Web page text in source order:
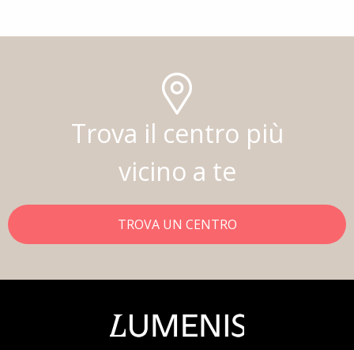
Trova il centro più
vicino a te
TROVA UN CENTRO